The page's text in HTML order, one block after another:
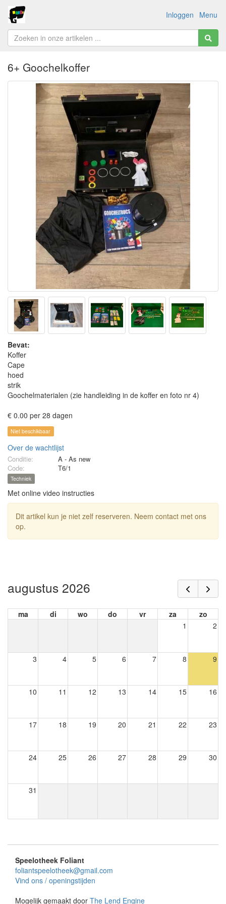
Menu
Inloggen
6+ Goochelkoffer
Bevat:
Koffer
Cape
hoed
strik
Goochelmaterialen (zie handleiding in de koffer en foto nr 4)
€ 0.00 per 28 dagen
Niet beschikbaar
Over de wachtlijst
Conditie:
A - As new
Code:
T6/1
Techniek
Met online video instructies
Dit artikel kun je niet zelf reserveren. Neem contact met ons
op.
augustus 2026
ma di wo do vr za
zo
1
2
3 4 5 6 7 8 9
10 11 12 13 14 15 16
17 18 19 20 21 22 23
24 25 26 27 28 29 30
31
Speelotheek Foliant
foliantspeelotheek@gmail.com
Vind ons / openingstijden
Mogelijk gemaakt door The Lend Engine